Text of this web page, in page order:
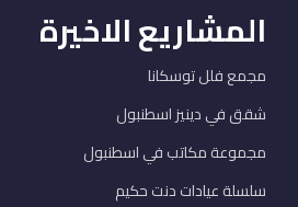
المشاريع الاخيرة
مجمع فلل توسكانا
شقق في دينيز اسطنبول
مجموعة مكاتب في اسطنبول
سلسلة عيادات دنت حكيم